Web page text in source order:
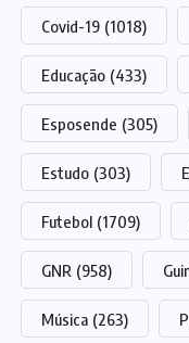
Covid-19 (1018)
Educação (433)
Esposende (305)
Estudo (303)
Futebol (1709)
GNR (958)
Música (263)